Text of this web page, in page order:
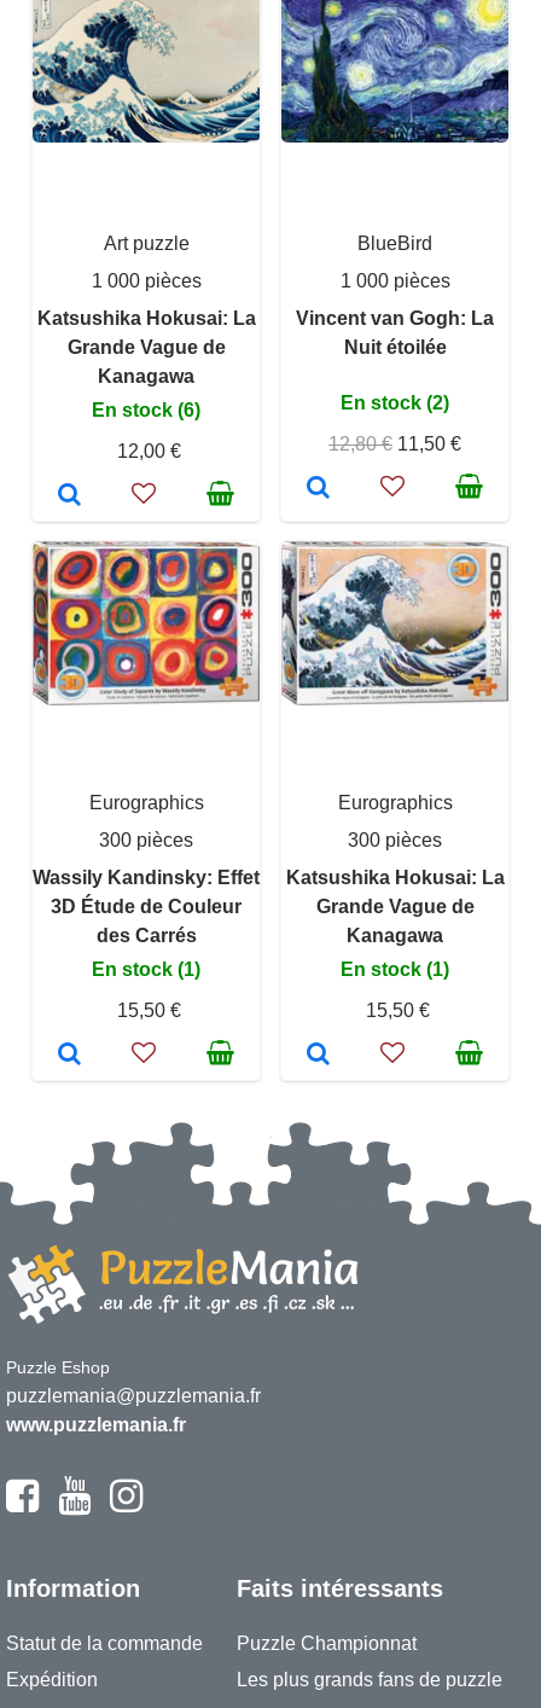
Art puzzle
1 000 pièces
Katsushika Hokusai: La
Grande Vague de
Kanagawa
En stock (6)
12,00 €
BlueBird
1 000 pièces
Vincent van Gogh: La
Nuit étoilée
En stock (2)
12,80 € 11,50 €
Eurographics
300 pièces
Wassily Kandinsky: Effet
3D Étude de Couleur
des Carrés
En stock (1)
15,50 €
Eurographics
300 pièces
Katsushika Hokusai: La
Grande Vague de
Kanagawa
En stock (1)
15,50 €
Puzzle Eshop
puzzlemania@puzzlemania.fr
www.puzzlemania.fr
Information
Statut de la commande
Expédition
Faits intéressants
Puzzle Championnat
Les plus grands fans de puzzle